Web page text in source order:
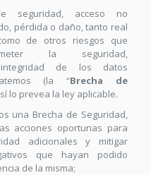
seguridad, acceso no
pérdida o daño, tanto real
de otros riesgos que
la seguridad,
de los datos
(la “Brecha de
lo prevea la ley aplicable.
una Brecha de Seguridad,
acciones oportunas para
adicionales y mitigar
que hayan podido
de la misma;